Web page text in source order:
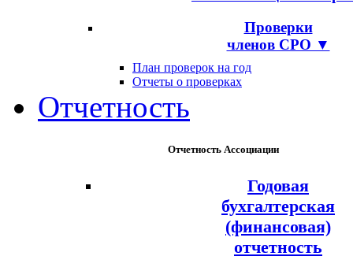
Проверки
членов СРО ▼
План проверок на год
Отчеты о проверках
Отчетность
Отчетность Ассоциации
Годовая
бухгалтерская
(финансовая)
отчетность